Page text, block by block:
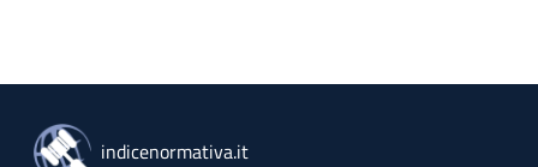
indicenormativa.it